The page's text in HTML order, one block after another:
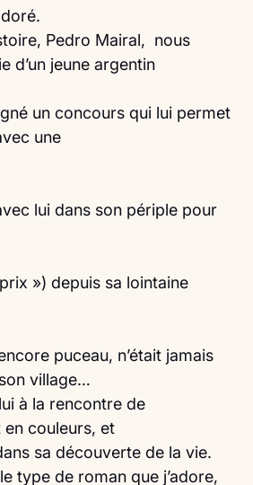
Pedro Mairal,  nous
d’un jeune argentin
un concours qui lui permet
une
lui dans son périple pour
») depuis sa lointaine
puceau, n’était jamais
village…
à la rencontre de
en couleurs, et
sa découverte de la vie.
type de roman que j’adore,